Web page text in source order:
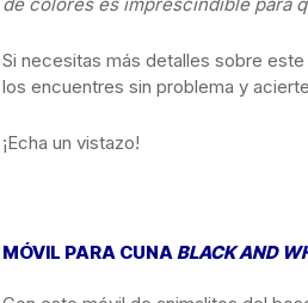
Si necesitas más detalles sobre
los encuentres sin problema y
¡Echa un vistazo!
MÓVIL PARA CUNABLACK AND